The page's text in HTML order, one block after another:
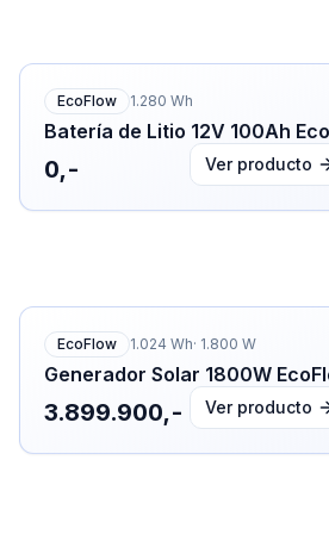
EcoFlow 1.280 Wh
Batería de Litio 12V 100Ah
0,- Ver producto
EcoFlow 1.024 Wh· 1.800 W
Generador Solar 1800W
3.899.900,- Ver producto